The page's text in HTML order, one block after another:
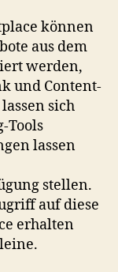
können
aus dem
werden,
und Content-
sich
Tools
lassen
stellen.
auf diese
erhalten